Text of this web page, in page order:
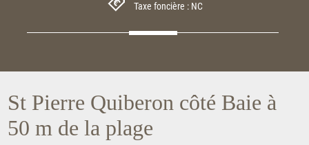
Taxe foncière : NC
St Pierre Quiberon côté Baie à
50 m de la plage